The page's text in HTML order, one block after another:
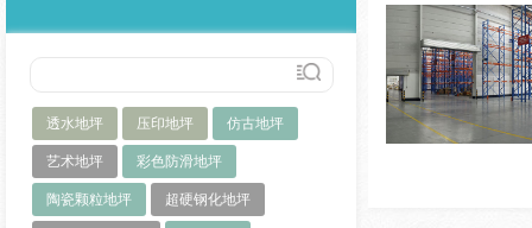
透水地坪 压印地坪 仿古地坪
艺术地坪 彩色防滑地坪
陶瓷颗粒地坪 超硬钢化地坪